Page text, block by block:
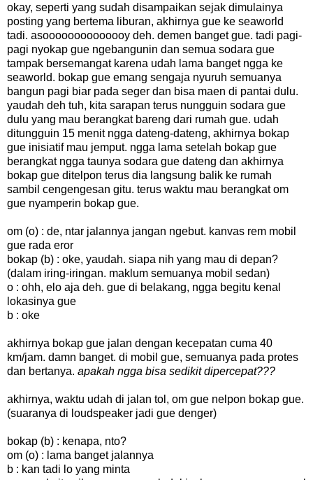
okay, seperti yang sudah disampaikan sejak dimulainya
posting yang bertema liburan, akhirnya gue ke seaworld
tadi. asoooooooooooooy deh. demen banget gue. tadi pagi-
pagi nyokap gue ngebangunin dan semua sodara gue
tampak bersemangat karena udah lama banget ngga ke
seaworld. bokap gue emang sengaja nyuruh semuanya
bangun pagi biar pada seger dan bisa maen di pantai dulu.
yaudah deh tuh, kita sarapan terus nungguin sodara gue
dulu yang mau berangkat bareng dari rumah gue. udah
ditungguin 15 menit ngga dateng-dateng, akhirnya bokap
gue inisiatif mau jemput. ngga lama setelah bokap gue
berangkat ngga taunya sodara gue dateng dan akhirnya
bokap gue ditelpon terus dia langsung balik ke rumah
sambil cengengesan gitu. terus waktu mau berangkat om
gue nyamperin bokap gue.
om (o) : de, ntar jalannya jangan ngebut. kanvas rem mobil
gue rada eror
bokap (b) : oke, yaudah. siapa nih yang mau di depan?
(dalam iring-iringan. maklum semuanya mobil sedan)
o : ohh, elo aja deh. gue di belakang, ngga begitu kenal
lokasinya gue
b : oke
akhirnya bokap gue jalan dengan kecepatan cuma 40
km/jam. damn banget. di mobil gue, semuanya pada protes
dan bertanya. apakah ngga bisa sedikit dipercepat???
akhirnya, waktu udah di jalan tol, om gue nelpon bokap gue.
(suaranya di loudspeaker jadi gue denger)
bokap (b) : kenapa, nto?
om (o) : lama banget jalannya
b : kan tadi lo yang minta